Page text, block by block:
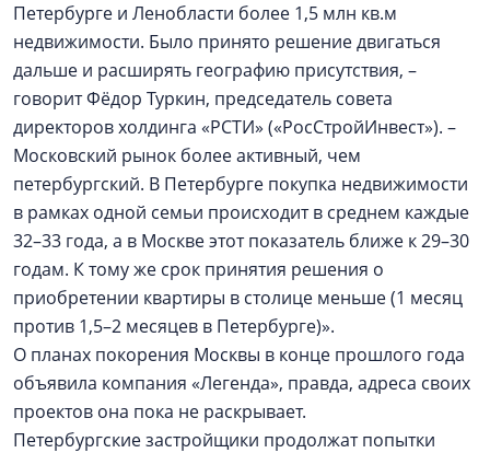
Петербурге и Ленобласти более 1,5 млн кв.м
недвижимости. Было принято решение двигаться
дальше и расширять географию присутствия, –
говорит Фёдор Туркин, председатель совета
директоров холдинга «РСТИ» («РосСтройИнвест»). –
Московский рынок более активный, чем
петербургский. В Петербурге покупка недвижимости
в рамках одной семьи происходит в среднем каждые
32–33 года, а в Москве этот показатель ближе к 29–30
годам. К тому же срок принятия решения о
приобретении квартиры в столице меньше (1 месяц
против 1,5–2 месяцев в Петербурге)».
О планах покорения Москвы в конце прошлого года
объявила компания «Легенда», правда, адреса своих
проектов она пока не раскрывает.
Петербургские застройщики продолжат попытки